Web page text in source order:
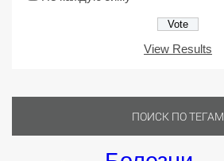
View Results
ПОИСК ПО ТЕГАМ